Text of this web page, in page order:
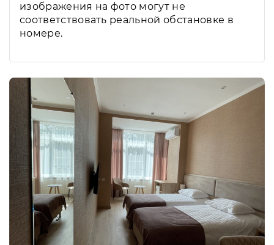
изображения на фото могут не
соответствовать реальной обстановке в
номере.